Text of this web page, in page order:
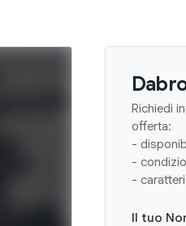
Richiedi
offerta:
-
-
-
Il tuo